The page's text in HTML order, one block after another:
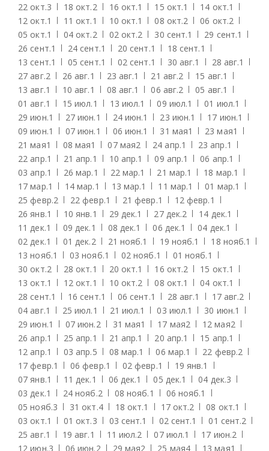
22 окт.3 18 окт.2 16 окт.1 15 окт.1 14 окт.1
12 окт.1 11 окт.1 10 окт.1 08 окт.2 06 окт.2
05 окт.1 04 окт.2 02 окт.2 30 сент.1 29 сент.1
26 сент.1 24 сент.1 20 сент.1 18 сент.1
13 сент.1 05 сент.1 02 сент.1 30 авг.1 28 авг.1
27 авг.2 26 авг.1 23 авг.1 21 авг.2 15 авг.1
13 авг.1 10 авг.1 08 авг.1 06 авг.2 05 авг.1
01 авг.1 15 июл.1 13 июл.1 09 июл.1 01 июл.1
29 июн.1 27 июн.1 24 июн.1 23 июн.1 17 июн.1
09 июн.1 07 июн.1 06 июн.1 31 мая1 23 мая1
21 мая1 08 мая1 07 мая2 24 апр.1 23 апр.1
22 апр.1 21 апр.1 10 апр.1 09 апр.1 06 апр.1
03 апр.1 26 мар.1 22 мар.1 21 мар.1 18 мар.1
17 мар.1 14 мар.1 13 мар.1 11 мар.1 01 мар.1
25 февр.2 22 февр.1 21 февр.1 12 февр.1
26 янв.1 10 янв.1 29 дек.1 27 дек.2 14 дек.1
11 дек.1 09 дек.1 08 дек.1 06 дек.1 04 дек.1
02 дек.1 01 дек.2 21 нояб.1 19 нояб.1 18 нояб.1
13 нояб.1 03 нояб.1 02 нояб.1 01 нояб.1
30 окт.2 28 окт.1 20 окт.1 16 окт.2 15 окт.1
13 окт.1 12 окт.1 10 окт.2 08 окт.1 04 окт.1
28 сент.1 16 сент.1 06 сент.1 28 авг.1 17 авг.2
04 авг.1 25 июл.1 21 июл.1 03 июл.1 30 июн.1
29 июн.1 07 июн.2 31 мая1 17 мая2 12 мая2
26 апр.1 25 апр.1 21 апр.1 20 апр.1 15 апр.1
12 апр.1 03 апр.5 08 мар.1 06 мар.1 22 февр.2
17 февр.1 06 февр.1 02 февр.1 19 янв.1
07 янв.1 11 дек.1 06 дек.1 05 дек.1 04 дек.3
03 дек.1 24 нояб.2 08 нояб.1 06 нояб.1
05 нояб.3 31 окт.4 18 окт.1 17 окт.2 08 окт.1
03 окт.1 01 окт.3 03 сент.1 02 сент.1 01 сент.2
25 авг.1 19 авг.1 11 июл.2 07 июл.1 17 июн.2
12 июн.3 06 июн.2 29 мая2 25 мая4 13 мая1